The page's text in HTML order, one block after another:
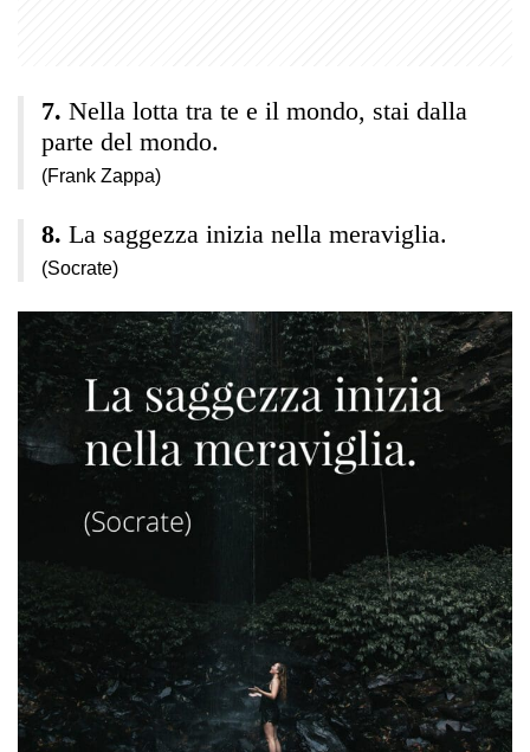
Nella lotta tra te e il mondo, stai dalla
parte del mondo.
(Frank Zappa)
La saggezza inizia nella meraviglia.
(Socrate)